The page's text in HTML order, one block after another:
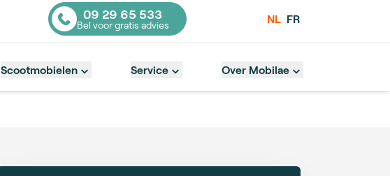
Contact number
09 29 65 533
Bel voor gratis advies NL FR
Scootmobielen Service Over Mobilae